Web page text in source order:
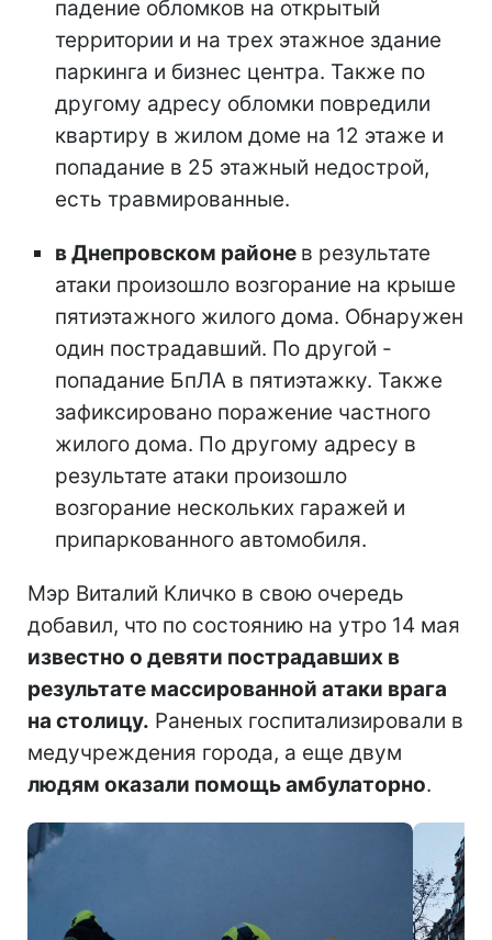
падение обломков на открытый
территории и на трех этажное здание
паркинга и бизнес центра. Также по
другому адресу обломки повредили
квартиру в жилом доме на 12 этаже и
попадание в 25 этажный недострой,
есть травмированные.
в Днепровском районе в результате
атаки произошло возгорание на крыше
пятиэтажного жилого дома. Обнаружен
один пострадавший. По другой -
попадание БпЛА в пятиэтажку. Также
зафиксировано поражение частного
жилого дома. По другому адресу в
результате атаки произошло
возгорание нескольких гаражей и
припаркованного автомобиля.
Мэр Виталий Кличко в свою очередь
добавил, что по состоянию на утро 14 мая
известно о девяти пострадавших в
результате массированной атаки врага
на столицу. Раненых госпитализировали в
медучреждения города, а еще двум
людям оказали помощь амбулаторно.